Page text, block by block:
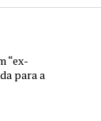
“ex-
para a